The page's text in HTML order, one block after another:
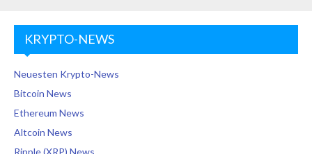
KRYPTO-NEWS
Neuesten Krypto-News
Bitcoin News
Ethereum News
Altcoin News